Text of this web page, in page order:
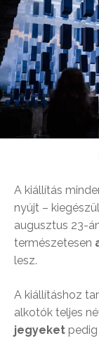
A kiállítás
nyújt –
augusztus 23-
természetesen
lesz.
A kiállításhoz
alkotók teljes
jegyeket pedig